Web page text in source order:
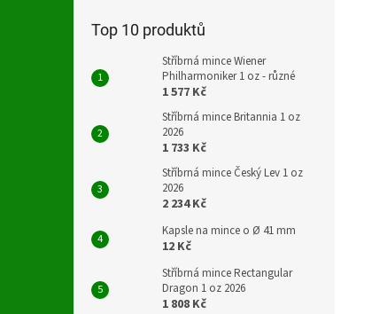
Top 10 produktů
Stříbrná mince Wiener
Philharmoniker 1 oz - různé
1 577 Kč
Stříbrná mince Britannia 1 oz
2026
1 733 Kč
Stříbrná mince Český Lev 1 oz
2026
2 234 Kč
Kapsle na mince o Ø 41 mm
12 Kč
Stříbrná mince Rectangular
Dragon 1 oz 2026
1 808 Kč